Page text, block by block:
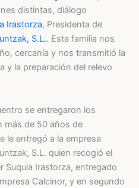
distintas, diálogo
Irastorza, Presidenta de
S.L.. Esta familia nos
cercanía y nos transmitió la
y la preparación del relevo
se entregaron los
más de 50 años de
le entregó a la empresa
S.L. quien recogió el
Suquia Irastorza, entregado
Calcinor, y en segundo